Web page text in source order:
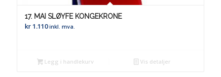
17. MAI SLØYFE KONGEKRONE
kr1.110 inkl. mva.
Legg i handlekurv Vis detaljer